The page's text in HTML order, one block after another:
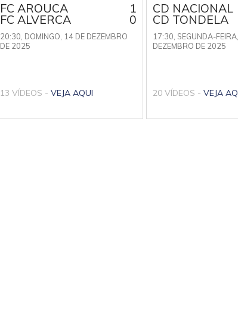
FC AROUCA 1
FC ALVERCA 0
20:30, DOMINGO, 14 DE DEZEMBRO
DE 2025
13 VÍDEOS - VEJA AQUI
CD NACIONAL
CD TONDELA
17:30, SEGUNDA-
DEZEMBRO DE 2025
20 VÍDEOS - VEJA